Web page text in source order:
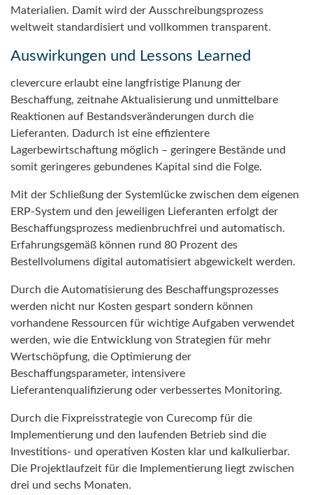
Materialien. Damit wird der Ausschreibungsprozess
weltweit standardisiert und vollkommen transparent.
Auswirkungen und Lessons Learned
clevercure erlaubt eine langfristige Planung der
Beschaffung, zeitnahe Aktualisierung und unmittelbare
Reaktionen auf Bestandsveränderungen durch die
Lieferanten. Dadurch ist eine effizientere
Lagerbewirtschaftung möglich – geringere Bestände und
somit geringeres gebundenes Kapital sind die Folge.
Mit der Schließung der Systemlücke zwischen dem eigenen
ERP-System und den jeweiligen Lieferanten erfolgt der
Beschaffungsprozess medienbruchfrei und automatisch.
Erfahrungsgemäß können rund 80 Prozent des
Bestellvolumens digital automatisiert abgewickelt werden.
Durch die Automatisierung des Beschaffungsprozesses
werden nicht nur Kosten gespart sondern können
vorhandene Ressourcen für wichtige Aufgaben verwendet
werden, wie die Entwicklung von Strategien für mehr
Wertschöpfung, die Optimierung der
Beschaffungsparameter, intensivere
Lieferantenqualifizierung oder verbessertes Monitoring.
Durch die Fixpreisstrategie von Curecomp für die
Implementierung und den laufenden Betrieb sind die
Investitions- und operativen Kosten klar und kalkulierbar.
Die Projektlaufzeit für die Implementierung liegt zwischen
drei und sechs Monaten.